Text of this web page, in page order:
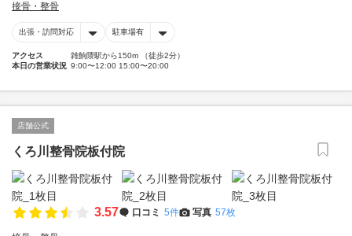
接骨・整骨
出張・訪問対応 駐車場有
アクセス
雑餉隈駅から150m （徒歩2分）
本日の営業状況 9:00〜12:00 15:00〜20:00
店舗公式
くろ川整骨院板付院
3.57 口コミ 5件 写真 57枚